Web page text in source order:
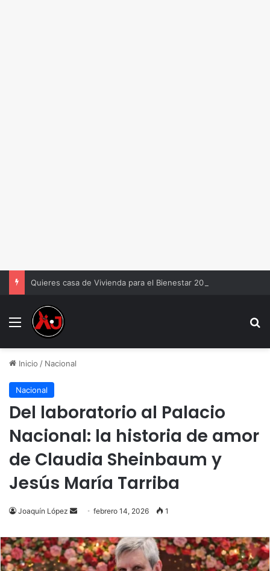
Quieres casa de Vivienda para el Bienestar 2026
Menu
Inicio / Nacional
Nacional
Del laboratorio al Palacio
Nacional: la historia de amor
de Claudia Sheinbaum y
Jesús María Tarriba
Joaquín López
Send
email
febrero 14, 2026 1